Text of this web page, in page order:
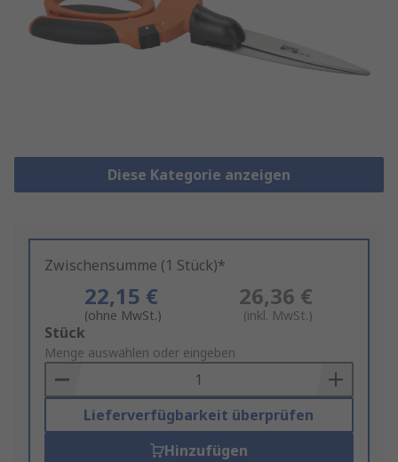
Diese Kategorie anzeigen
Zwischensumme (1 Stück)*
22,15 €
(ohne MwSt.)
26,36 €
(inkl. MwSt.)
Add
to
Basket
Stück
Menge auswählen oder eingeben
Lieferverfügbarkeit überprüfen
Hinzufügen